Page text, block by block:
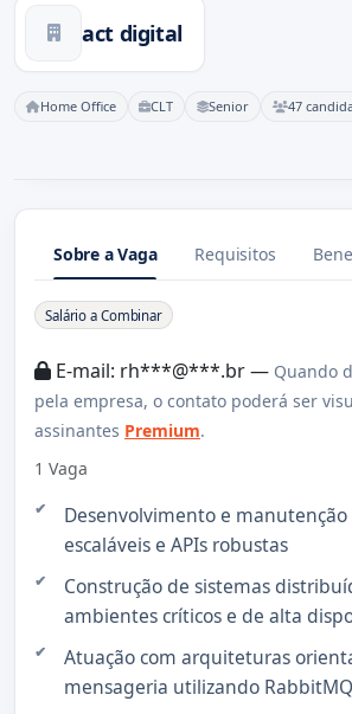
act digital
Home Office CLT Senior 47
Sobre a Vaga Requisitos
Sobre a Vaga
Salário a Combinar
E-mail: rh***@***.br — Quando
pela empresa, o contato poderá ser
assinantes Premium.
1 Vaga
Desenvolvimento e manutenção
escaláveis e APIs robustas
Construção de sistemas
ambientes críticos e de alta
Atuação com arquiteturas
mensageria utilizando RabbitMQ